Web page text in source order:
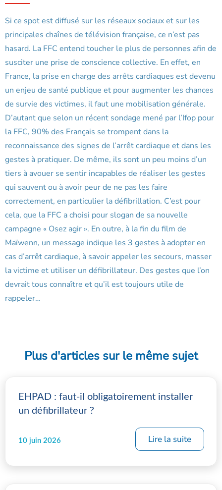
Si ce spot est diffusé sur les réseaux sociaux et sur les
principales chaînes de télévision française, ce n’est pas
hasard. La FFC entend toucher le plus de personnes afin de
susciter une prise de conscience collective. En effet, en
France, la prise en charge des arrêts cardiaques est devenu
un enjeu de santé publique et pour augmenter les chances
de survie des victimes, il faut une mobilisation générale.
D’autant que selon un récent sondage mené par l’Ifop pour
la FFC, 90% des Français se trompent dans la
reconnaissance des signes de l’arrêt cardiaque et dans les
gestes à pratiquer. De même, ils sont un peu moins d’un
tiers à avouer se sentir incapables de réaliser les gestes
qui sauvent ou à avoir peur de ne pas les faire
correctement, en particulier la défibrillation. C’est pour
cela, que la FFC a choisi pour slogan de sa nouvelle
campagne « Osez agir ». En outre, à la fin du film de
Maïwenn, un message indique les 3 gestes à adopter en
cas d’arrêt cardiaque, à savoir appeler les secours, masser
la victime et utiliser un défibrillateur. Des gestes que l’on
devrait tous connaître et qu’il est toujours utile de
rappeler…
Plus d'articles sur le même sujet
EHPAD : faut-il obligatoirement installer
un défibrillateur ?
10 juin 2026 Lire la suite